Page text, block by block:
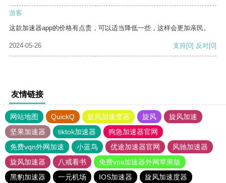
游客
这款加速器app的价格有点贵，可以适当降低一些，这样会更加亲民。
2024-05-26 支持[0] 反对[0]
友情链接
网站地图 QuickQ 旋风加速度器 旋风
旋风加速
坚果加速器
tiktok加速器
狗急加速器官网
免费vqn外网加速
小蓝鸟 优途加速器官网
风驰加速器
旋风加速器
八戒看书
免费vps加速器外网苹果版
黑豹加速器
一元机场 IOS加速器 旋风加速度器